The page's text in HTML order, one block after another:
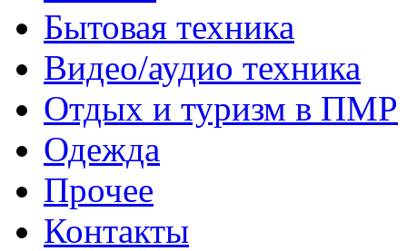
Бытовая техника
Видео/аудио техника
Отдых и туризм в ПМР
Одежда
Прочее
Контакты